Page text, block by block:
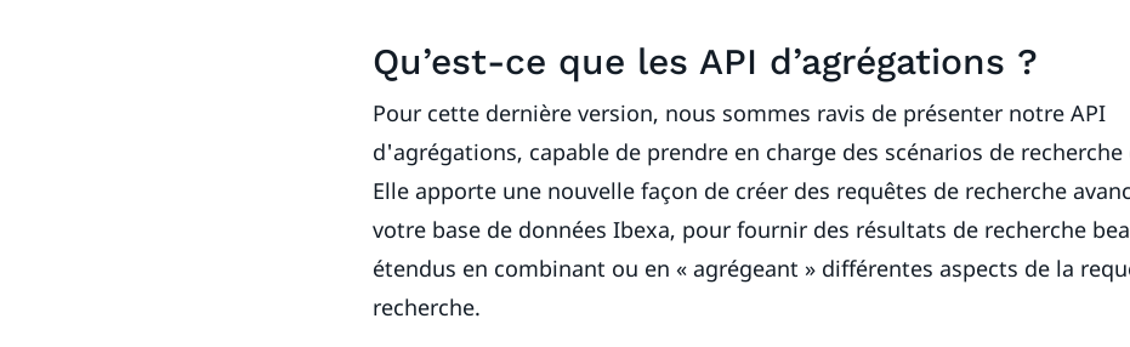
Qu’est-ce que les API d’agrégations ?
Pour cette dernière version, nous sommes ravis de présenter notre API
d'agrégations, capable de prendre en charge des scénarios de recherche
Elle apporte une nouvelle façon de créer des requêtes de recherche
votre base de données Ibexa, pour fournir des résultats de recherche
étendus en combinant ou en « agrégeant » différentes aspects de la
recherche.